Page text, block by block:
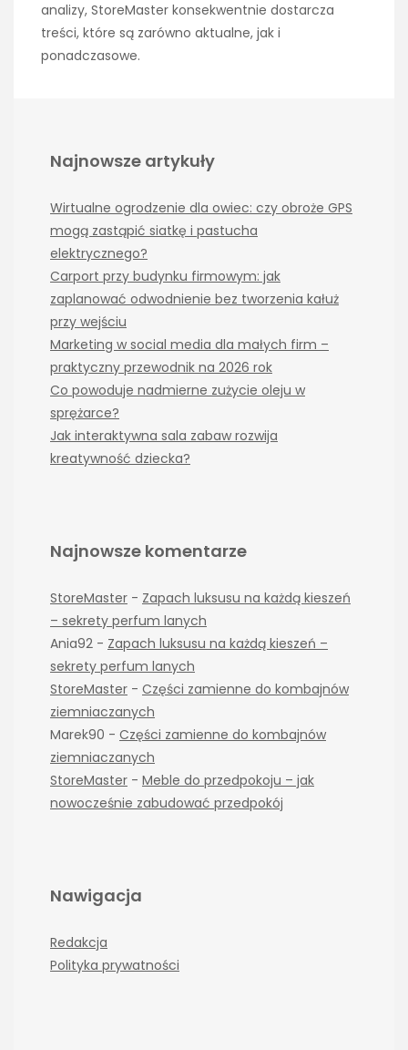
analizy, StoreMaster konsekwentnie dostarcza
treści, które są zarówno aktualne, jak i
ponadczasowe.
Najnowsze artykuły
Wirtualne ogrodzenie dla owiec: czy obroże GPS
mogą zastąpić siatkę i pastucha
elektrycznego?
Carport przy budynku firmowym: jak
zaplanować odwodnienie bez tworzenia kałuż
przy wejściu
Marketing w social media dla małych firm –
praktyczny przewodnik na 2026 rok
Co powoduje nadmierne zużycie oleju w
sprężarce?
Jak interaktywna sala zabaw rozwija
kreatywność dziecka?
Najnowsze komentarze
StoreMaster - Zapach luksusu na każdą kieszeń
– sekrety perfum lanych
Ania92 - Zapach luksusu na każdą kieszeń –
sekrety perfum lanych
StoreMaster - Części zamienne do kombajnów
ziemniaczanych
Marek90 - Części zamienne do kombajnów
ziemniaczanych
StoreMaster - Meble do przedpokoju – jak
nowocześnie zabudować przedpokój
Nawigacja
Redakcja
Polityka prywatności